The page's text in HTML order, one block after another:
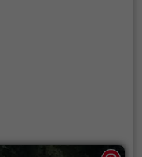
ein beliebtes
Freunde oder